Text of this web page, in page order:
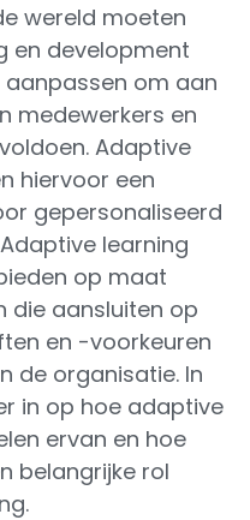
wereld moeten
en development
om aan
medewerkers en
Adaptive
hiervoor een
gepersonaliseerd
learning
op maat
die aansluiten op
en -voorkeuren
de organisatie. In
in op hoe adaptive
ervan en hoe
belangrijke rol